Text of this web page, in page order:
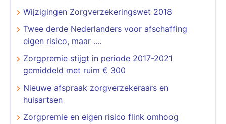
Wijzigingen Zorgverzekeringswet 2018
Twee derde Nederlanders voor afschaffing
eigen risico, maar ....
Zorgpremie stijgt in periode 2017-2021
gemiddeld met ruim € 300
Nieuwe afspraak zorgverzekeraars en
huisartsen
Zorgpremie en eigen risico flink omhoog